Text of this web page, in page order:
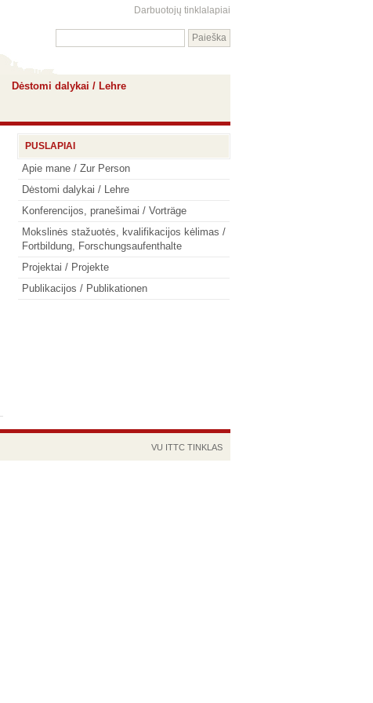
Darbuotojų tinklalapiai
Dėstomi dalykai / Lehre
PUSLAPIAI
Apie mane / Zur Person
Dėstomi dalykai / Lehre
Konferencijos, pranešimai / Vorträge
Mokslinės stažuotės, kvalifikacijos kėlimas /
Fortbildung, Forschungsaufenthalte
Projektai / Projekte
Publikacijos / Publikationen
VU ITTC TINKLAS